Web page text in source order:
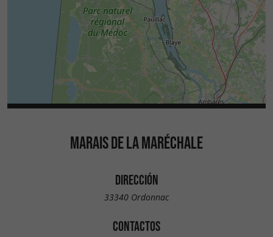
MARAIS DE LA MARÉCHALE
DIRECCIÓN
33340 Ordonnac
CONTACTOS